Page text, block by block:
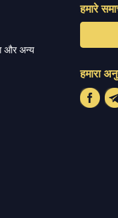
और अन्य
हमारे
हमारा